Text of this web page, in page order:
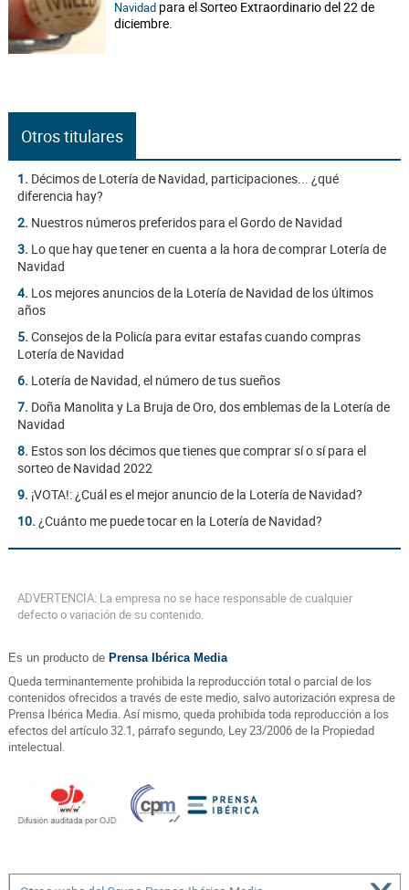
Navidad para el Sorteo Extraordinario del 22 de
diciembre.
Otros titulares
1. Décimos de Lotería de Navidad, participaciones... ¿qué
diferencia hay?
2. Nuestros números preferidos para el Gordo de Navidad
3. Lo que hay que tener en cuenta a la hora de comprar Lotería de
Navidad
4. Los mejores anuncios de la Lotería de Navidad de los últimos
años
5. Consejos de la Policía para evitar estafas cuando compras
Lotería de Navidad
6. Lotería de Navidad, el número de tus sueños
7. Doña Manolita y La Bruja de Oro, dos emblemas de la Lotería de
Navidad
8. Estos son los décimos que tienes que comprar sí o sí para el
sorteo de Navidad 2022
9. ¡VOTA!: ¿Cuál es el mejor anuncio de la Lotería de Navidad?
10. ¿Cuánto me puede tocar en la Lotería de Navidad?
ADVERTENCIA: La empresa no se hace responsable de cualquier
defecto o variación de su contenido.
Es un producto de Prensa Ibérica Media
Queda terminantemente prohibida la reproducción total o parcial de los
contenidos ofrecidos a través de este medio, salvo autorización expresa de
Prensa Ibérica Media. Así mismo, queda prohibida toda reproducción a los
efectos del artículo 32.1, párrafo segundo, Ley 23/2006 de la Propiedad
intelectual.